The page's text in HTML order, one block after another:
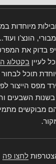
מיוחדות
הונצ'ו
בדוק את
לעיין בקטלוג
תוכל
מפס הייצור
בשנות השבעים
מבוקשים
לחצו פה